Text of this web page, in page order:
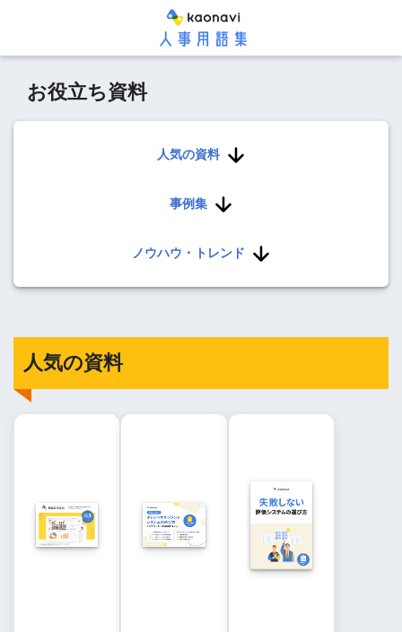
お役立ち資料
人気の資料
事例集
ノウハウ・トレンド
人気の資料